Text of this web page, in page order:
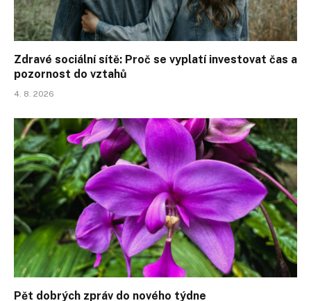
Zdravé sociální sítě: Proč se vyplatí investovat čas a
pozornost do vztahů
4. 8. 2026
Pět dobrých zpráv do nového týdne